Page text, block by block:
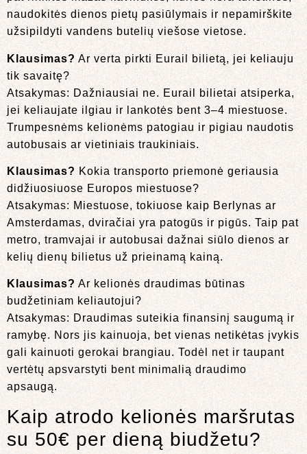
naudokitės dienos pietų pasiūlymais ir nepamirškite
užsipildyti vandens butelių viešose vietose.
Klausimas? Ar verta pirkti Eurail bilietą, jei keliauju
tik savaitę?
Atsakymas: Dažniausiai ne. Eurail bilietai atsiperka,
jei keliaujate ilgiau ir lankotės bent 3–4 miestuose.
Trumpesnėms kelionėms patogiau ir pigiau naudotis
autobusais ar vietiniais traukiniais.
Klausimas? Kokia transporto priemonė geriausia
didžiuosiuose Europos miestuose?
Atsakymas: Miestuose, tokiuose kaip Berlynas ar
Amsterdamas, dviračiai yra patogūs ir pigūs. Taip pat
metro, tramvajai ir autobusai dažnai siūlo dienos ar
kelių dienų bilietus už prieinamą kainą.
Klausimas? Ar kelionės draudimas būtinas
budžetiniam keliautojui?
Atsakymas: Draudimas suteikia finansinį saugumą ir
ramybę. Nors jis kainuoja, bet vienas netikėtas įvykis
gali kainuoti gerokai brangiau. Todėl net ir taupant
vertėtų apsvarstyti bent minimalią draudimo
apsaugą.
Kaip atrodo kelionės maršrutas
su 50€ per dieną biudžetu?